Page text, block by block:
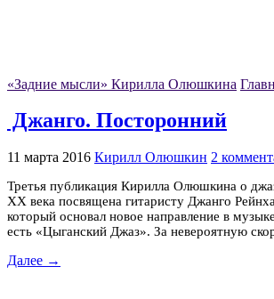
«Задние мысли» Кирилла Олюшкина
Джанго. Посторонний
11 марта 2016 Кирилл Олюшкин 2
Третья публикация Кирилла Олюшкина о
XX века посвящена гитаристу Джанго
который основал новое направление в
есть «Цыганский Джаз». За невероятную
Далее →